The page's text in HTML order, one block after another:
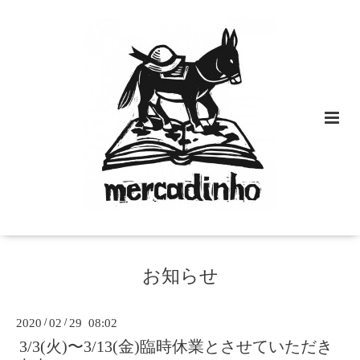
お知らせ
2020 /02 / 29 08:02
3/3(火)〜3/13(金)臨時休業とさせていただき